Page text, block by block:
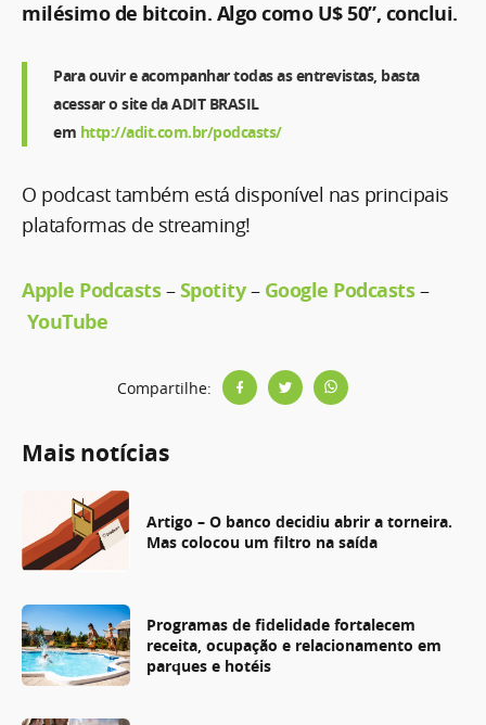
milésimo de bitcoin. Algo como U$ 50”, conclui.
Para ouvir e acompanhar todas as entrevistas, basta
acessar o site da ADIT BRASIL
em http://adit.com.br/podcasts/
O podcast também está disponível nas principais
plataformas de streaming!
Apple Podcasts–Spotity– Google Podcasts–
YouTube
Compartilhe:
Mais notícias
Artigo – O banco decidiu abrir a torneira.
Mas colocou um filtro na saída
Programas de fidelidade fortalecem
receita, ocupação e relacionamento em
parques e hotéis